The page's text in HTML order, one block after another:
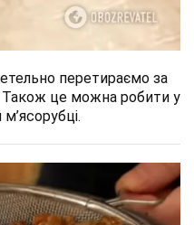
перетираємо за
це можна робити у
м’ясорубці.